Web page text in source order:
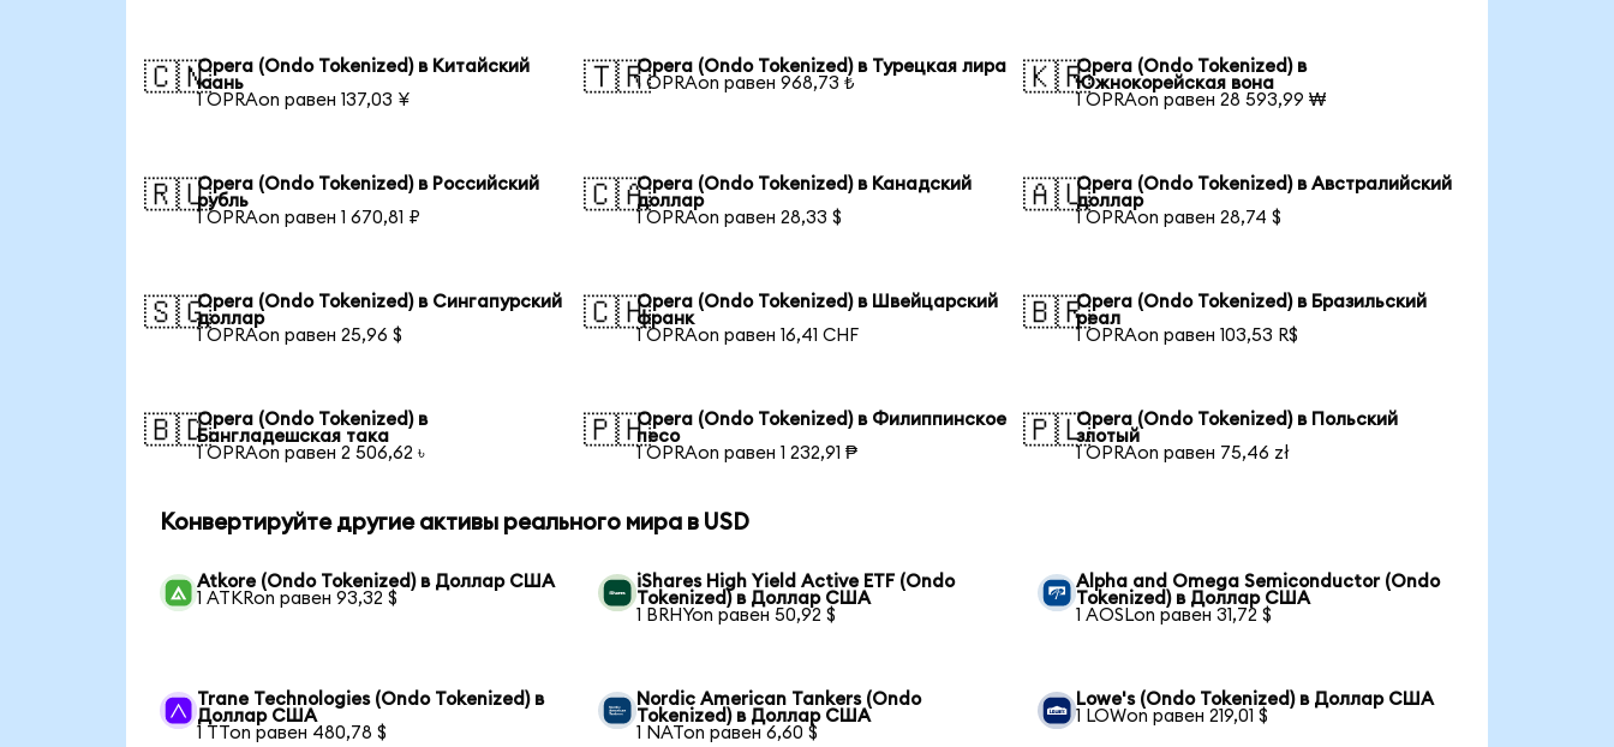
🇨🇳Opera (Ondo Tokenized) в Китайский
юань
1 OPRAon равен 137,03 ¥
🇹🇷Opera (Ondo Tokenized) в Турецкая лира
1 OPRAon равен 968,73 ₺
🇰🇷Opera (Ondo Tokenized) в
Южнокорейская вона
1 OPRAon равен 28 593,99 ₩
🇷🇺Opera (Ondo Tokenized) в Российский
рубль
1 OPRAon равен 1 670,81 ₽
🇨🇦Opera (Ondo Tokenized) в Канадский
доллар
1 OPRAon равен 28,33 $
🇦🇺Opera (Ondo Tokenized) в Австралийский
доллар
1 OPRAon равен 28,74 $
🇸🇬Opera (Ondo Tokenized) в Сингапурский
доллар
1 OPRAon равен 25,96 $
🇨🇭Opera (Ondo Tokenized) в Швейцарский
франк
1 OPRAon равен 16,41 CHF
🇧🇷Opera (Ondo Tokenized) в Бразильский
реал
1 OPRAon равен 103,53 R$
🇧🇩Opera (Ondo Tokenized) в
Бангладешская така
1 OPRAon равен 2 506,62 ৳
🇵🇭Opera (Ondo Tokenized) в Филиппинское
песо
1 OPRAon равен 1 232,91 ₱
🇵🇱Opera (Ondo Tokenized) в Польский
злотый
1 OPRAon равен 75,46 zł
Конвертируйте другие активы реального мира в USD
Atkore (Ondo Tokenized) в Доллар США
1 ATKRon равен 93,32 $
iShares High Yield Active ETF (Ondo
Tokenized) в Доллар США
1 BRHYon равен 50,92 $
Alpha and Omega Semiconductor (Ondo
Tokenized) в Доллар США
1 AOSLon равен 31,72 $
Trane Technologies (Ondo Tokenized) в
Доллар США
1 TTon равен 480,78 $
Nordic American Tankers (Ondo
Tokenized) в Доллар США
1 NATon равен 6,60 $
Lowe's (Ondo Tokenized) в Доллар США
1 LOWon равен 219,01 $